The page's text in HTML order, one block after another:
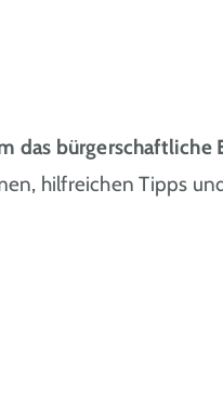
das bürgerschaftliche
hilfreichen Tipps